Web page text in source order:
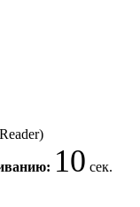
10 сек.